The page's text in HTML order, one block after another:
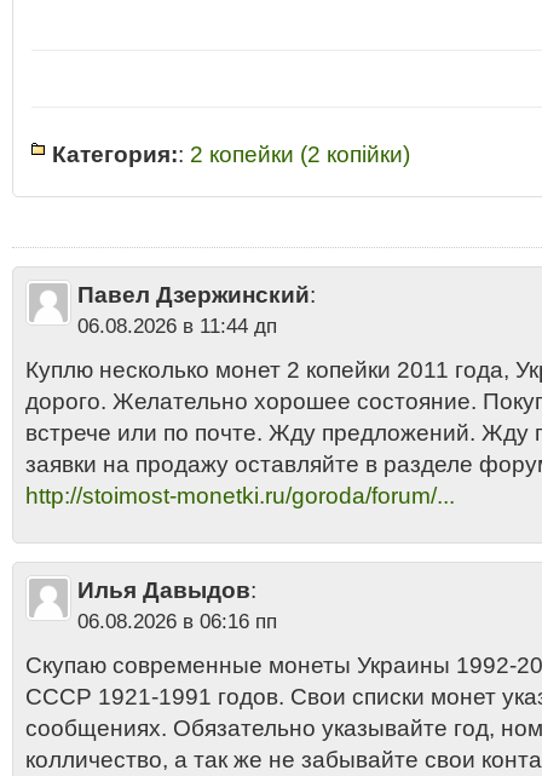
Категория:: 2 копейки (2 копiйки)
Украины 2011 года цена 2013•2 копейки Украины 2011 купить•2
стоимость 2 копейки Украины 2011 года
сталь
Павел Дзержинский:
06.08.2026 в 11:44 дп
Куплю несколько монет 2 копейки 2011 года,
дорого. Желательно хорошее состояние.
встрече или по почте. Жду предложений. Жду
заявки на продажу оставляйте в разделе
http://stoimost-monetki.ru/goroda/forum/...
Илья Давыдов:
06.08.2026 в 06:16 пп
Скупаю современные монеты Украины 1992-
СССР 1921-1991 годов. Свои списки монет
сообщениях. Обязательно указывайте год,
колличество, а так же не забывайте свои